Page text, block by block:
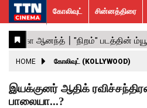
கோலிவுட்
சின்னத்திரை
பாலிவுட்
ஹாலிவுட்
அக்கம்
பக்கம்
ஸ்பெஷல்
ஸ்டோரீஸ்
விமர்சனம்
GALLERY
ACTRESS
ACTORS
MOVIESTILLS
VIDEOS
What’s
Hot
Trending
News
கோலிவுட் சின்னத்திரை
HOME கோலிவுட் (KOLLYWOOD)
இயக்குனர் ஆதிக்
பாலையா...?